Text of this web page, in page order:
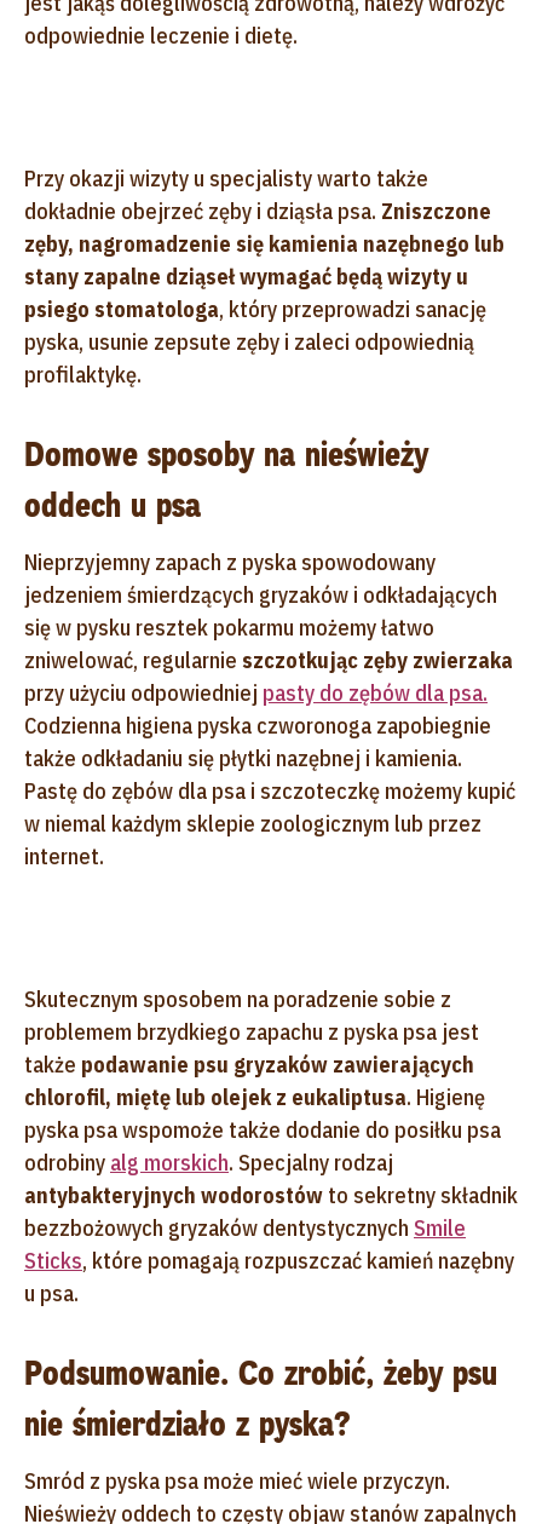
odpowiednie leczenie i dietę.
Przy okazji wizyty u specjalisty warto także
dokładnie obejrzeć zęby i dziąsła psa. Zniszczone
zęby, nagromadzenie się kamienia nazębnego lub
stany zapalne dziąseł wymagać będą wizyty u
psiego stomatologa, który przeprowadzi sanację
pyska, usunie zepsute zęby i zaleci odpowiednią
profilaktykę.
Domowe sposoby na nieświeży
oddech u psa
Nieprzyjemny zapach z pyska spowodowany
jedzeniem śmierdzących gryzaków i odkładających
się w pysku resztek pokarmu możemy łatwo
zniwelować, regularnie szczotkując zęby zwierzaka
przy użyciu odpowiedniej pasty do zębów dla psa.
Codzienna higiena pyska czworonoga zapobiegnie
także odkładaniu się płytki nazębnej i kamienia.
Pastę do zębów dla psa i szczoteczkę możemy kupić
w niemal każdym sklepie zoologicznym lub przez
internet.
Skutecznym sposobem na poradzenie sobie z
problemem brzydkiego zapachu z pyska psa jest
także podawanie psu gryzaków zawierających
chlorofil, miętę lub olejek z eukaliptusa. Higienę
pyska psa wspomoże także dodanie do posiłku psa
odrobiny alg morskich. Specjalny rodzaj
antybakteryjnych wodorostów to sekretny składnik
bezzbożowych gryzaków dentystycznych Smile
Sticks, które pomagają rozpuszczać kamień nazębny
u psa.
Podsumowanie. Co zrobić, żeby psu
nie śmierdziało z pyska?
Smród z pyska psa może mieć wiele przyczyn.
Nieświeży oddech to częsty objaw stanów zapalnych